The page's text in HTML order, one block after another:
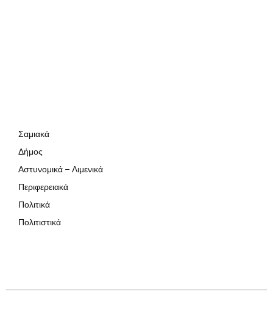
Σαμιακά
Δήμος
Αστυνομικά – Λιμενικά
Περιφερειακά
Πολιτικά
Πολιτιστικά